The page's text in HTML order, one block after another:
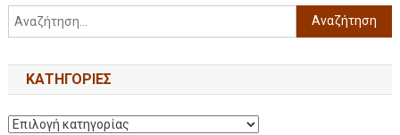
KΑΤΗΓΟΡΊΕΣ